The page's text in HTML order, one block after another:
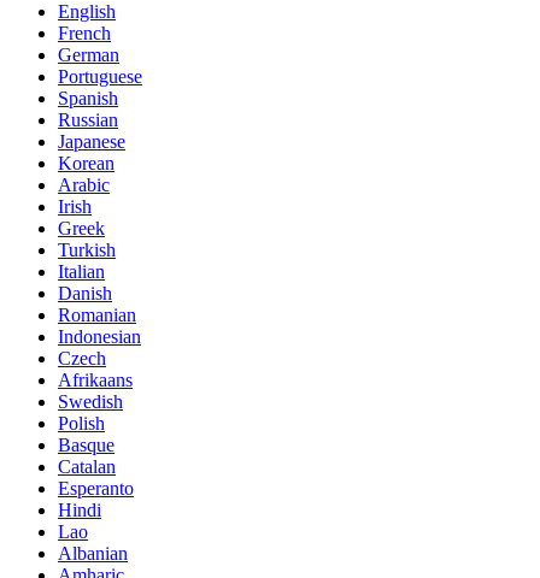
English
French
German
Portuguese
Spanish
Russian
Japanese
Korean
Arabic
Irish
Greek
Turkish
Italian
Danish
Romanian
Indonesian
Czech
Afrikaans
Swedish
Polish
Basque
Catalan
Esperanto
Hindi
Lao
Albanian